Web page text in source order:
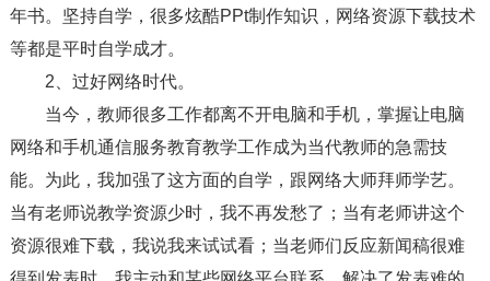
年书。坚持自学，很多炫酷PPt制作知识，网络资源下载技术
等都是平时自学成才。
2、过好网络时代。
当今，教师很多工作都离不开电脑和手机，掌握让电脑
网络和手机通信服务教育教学工作成为当代教师的急需技
能。为此，我加强了这方面的自学，跟网络大师拜师学艺。
当有老师说教学资源少时，我不再发愁了；当有老师讲这个
资源很难下载，我说我来试试看；当老师们反应新闻稿很难